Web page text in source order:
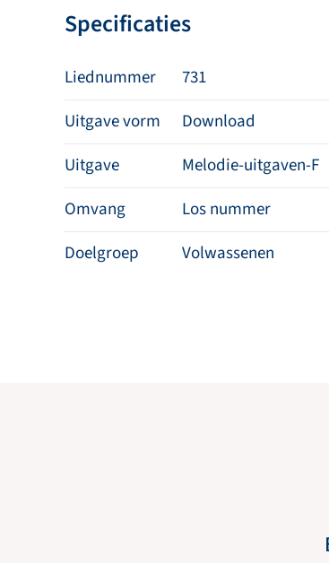
Specificaties
Liednummer
731
Uitgave vorm
Download
Uitgave
Melodie-uitgaven-F
Omvang
Los nummer
Doelgroep
Volwassenen